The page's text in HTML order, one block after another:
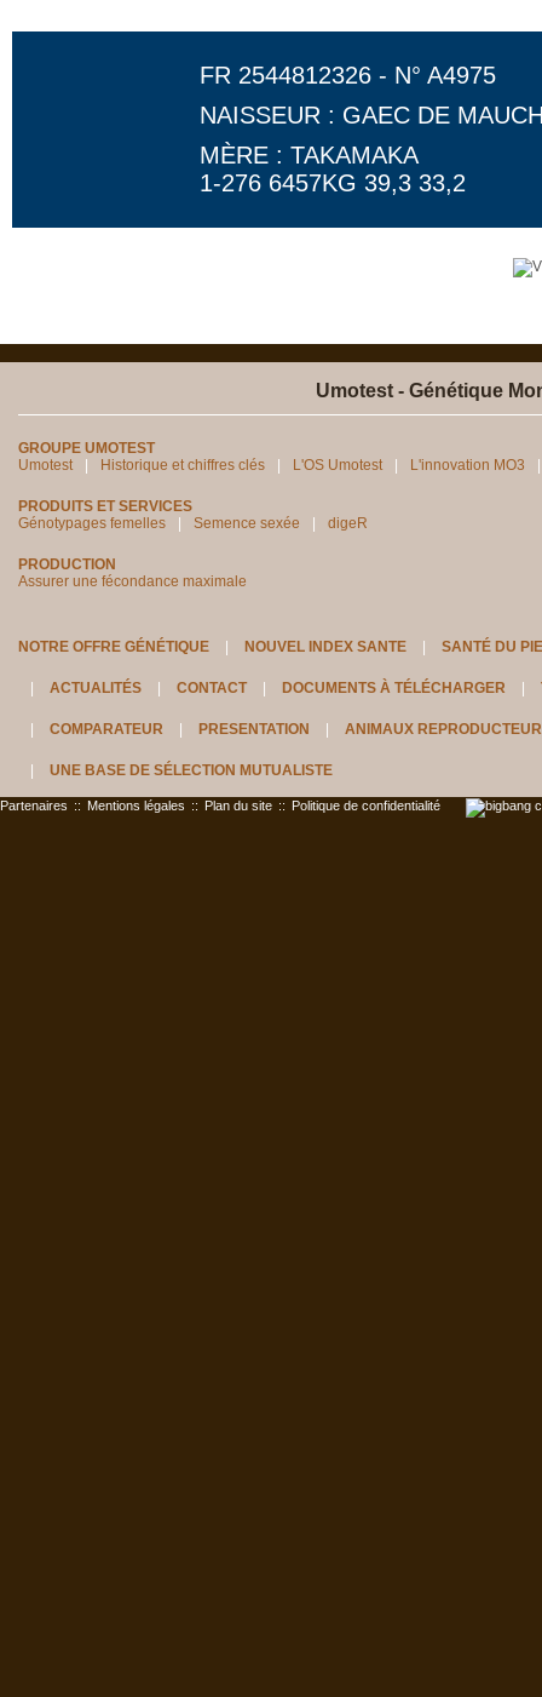
FR 2544812326 - N° A4975
NAISSEUR : GAEC DE
MÈRE : TAKAMAKA
1-276 6457KG 39,3 33,2
Umotest - Génétique
GROUPE UMOTEST
Umotest
Historique et chiffres clés L'OS Umotest L'innovation MO3
PRODUITS ET SERVICES
Génotypages femelles
Semence sexée digeR
PRODUCTION
Assurer une fécondance maximale
NOTRE OFFRE GÉNÉTIQUE NOUVEL INDEX SANTE SANTÉ DU
ACTUALITÉS CONTACT DOCUMENTS À TÉLÉCHARGER
COMPARATEUR PRESENTATION ANIMAUX
UNE BASE DE SÉLECTION MUTUALISTE
Partenaires :: Mentions légales :: Plan du site :: Politique de confidentialité